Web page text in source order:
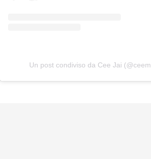
Un post condiviso da Cee Jai